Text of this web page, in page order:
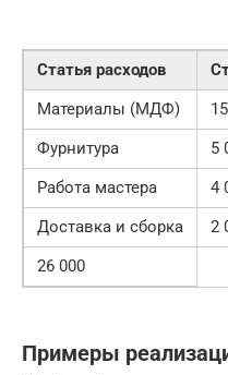
Статья расходов
Материалы (МДФ)
Фурнитура
5
Работа мастера
4
Доставка и сборка
2
26 000
Примеры